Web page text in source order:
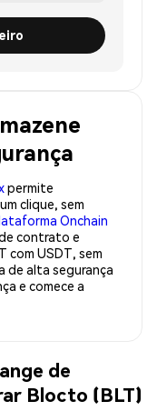
permite
clique, sem
Onchain
contrato e
com USDT, sem
de alta segurança
e comece a
de
Blocto (BLT)